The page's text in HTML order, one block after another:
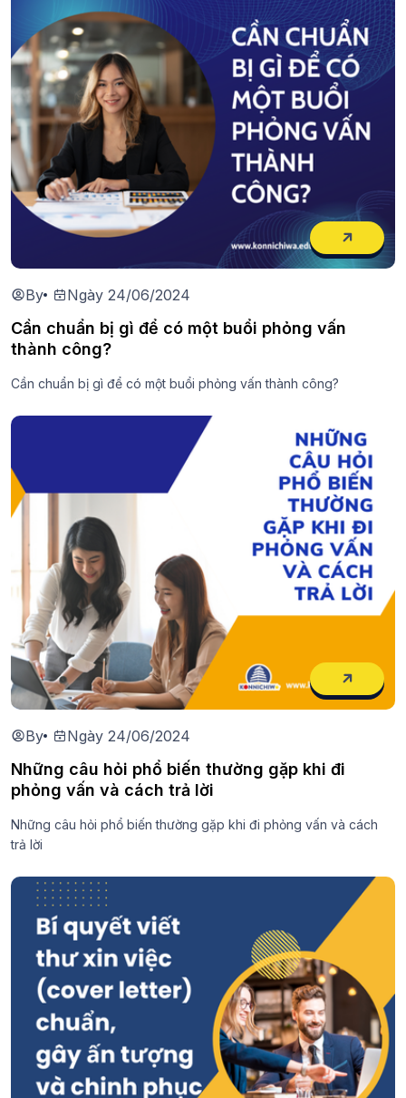
By Ngày 24/06/2024
Cần chuẩn bị gì để có một buổi phỏng vấn
thành công?
Cần chuẩn bị gì để có một buổi phỏng vấn thành công?
By Ngày 24/06/2024
Những câu hỏi phổ biến thường gặp khi đi
phỏng vấn và cách trả lời
Những câu hỏi phổ biến thường gặp khi đi phỏng vấn và cách
trả lời